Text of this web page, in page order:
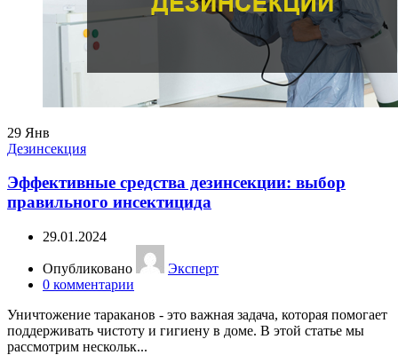
29 Янв
Дезинсекция
Эффективные средства дезинсекции: выбор
правильного инсектицида
29.01.2024
Опубликовано
Эксперт
0 комментарии
Уничтожение тараканов - это важная задача, которая помогает
поддерживать чистоту и гигиену в доме. В этой статье мы
рассмотрим нескольк...